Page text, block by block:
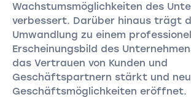
Wachstumsmöglichkeiten des
verbessert. Darüber hinaus trägt
Umwandlung zu einem
Erscheinungsbild des
das Vertrauen von Kunden und
Geschäftspartnern stärkt und
Geschäftsmöglichkeiten eröffnet.